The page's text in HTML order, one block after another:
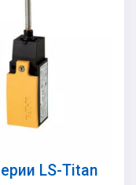
LS-Titan